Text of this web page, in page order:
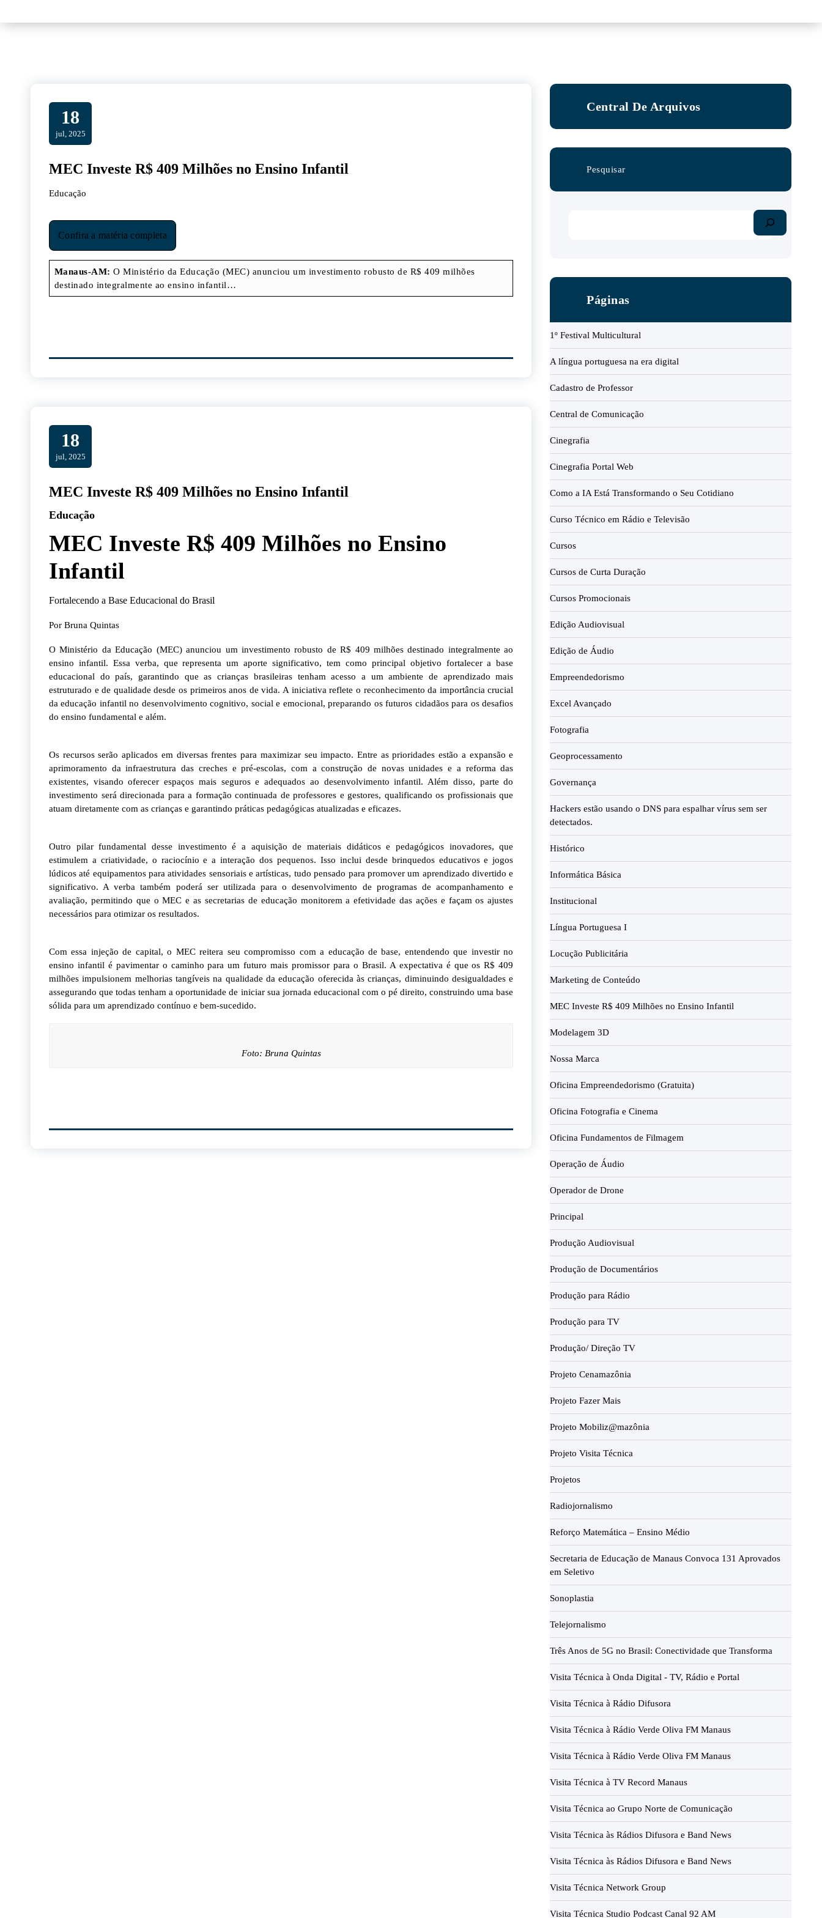
18
jul, 2025
MEC Investe R$ 409 Milhões no Ensino Infantil
Educação
Confira a matéria completa
Manaus-AM: O Ministério da Educação (MEC) anunciou um investimento robusto de R$ 409 milhões
destinado integralmente ao ensino infantil…
18
jul, 2025
MEC Investe R$ 409 Milhões no Ensino Infantil
Educação
MEC Investe R$ 409 Milhões no Ensino
Infantil
Fortalecendo a Base Educacional do Brasil
Por Bruna Quintas
O Ministério da Educação (MEC) anunciou um investimento robusto de R$ 409 milhões destinado integralmente ao
ensino infantil. Essa verba, que representa um aporte significativo, tem como principal objetivo fortalecer a base
educacional do país, garantindo que as crianças brasileiras tenham acesso a um ambiente de aprendizado mais
estruturado e de qualidade desde os primeiros anos de vida. A iniciativa reflete o reconhecimento da importância crucial
da educação infantil no desenvolvimento cognitivo, social e emocional, preparando os futuros cidadãos para os desafios
do ensino fundamental e além.
Os recursos serão aplicados em diversas frentes para maximizar seu impacto. Entre as prioridades estão a expansão e
aprimoramento da infraestrutura das creches e pré-escolas, com a construção de novas unidades e a reforma das
existentes, visando oferecer espaços mais seguros e adequados ao desenvolvimento infantil. Além disso, parte do
investimento será direcionada para a formação continuada de professores e gestores, qualificando os profissionais que
atuam diretamente com as crianças e garantindo práticas pedagógicas atualizadas e eficazes.
Outro pilar fundamental desse investimento é a aquisição de materiais didáticos e pedagógicos inovadores, que
estimulem a criatividade, o raciocínio e a interação dos pequenos. Isso inclui desde brinquedos educativos e jogos
lúdicos até equipamentos para atividades sensoriais e artísticas, tudo pensado para promover um aprendizado divertido e
significativo. A verba também poderá ser utilizada para o desenvolvimento de programas de acompanhamento e
avaliação, permitindo que o MEC e as secretarias de educação monitorem a efetividade das ações e façam os ajustes
necessários para otimizar os resultados.
Com essa injeção de capital, o MEC reitera seu compromisso com a educação de base, entendendo que investir no
ensino infantil é pavimentar o caminho para um futuro mais promissor para o Brasil. A expectativa é que os R$ 409
milhões impulsionem melhorias tangíveis na qualidade da educação oferecida às crianças, diminuindo desigualdades e
assegurando que todas tenham a oportunidade de iniciar sua jornada educacional com o pé direito, construindo uma base
sólida para um aprendizado contínuo e bem-sucedido.
Foto: Bruna Quintas
Central De Arquivos
Pesquisar
Páginas
1º Festival Multicultural
A língua portuguesa na era digital
Cadastro de Professor
Central de Comunicação
Cinegrafia
Cinegrafia Portal Web
Como a IA Está Transformando o Seu Cotidiano
Curso Técnico em Rádio e Televisão
Cursos
Cursos de Curta Duração
Cursos Promocionais
Edição Audiovisual
Edição de Áudio
Empreendedorismo
Excel Avançado
Fotografia
Geoprocessamento
Governança
Hackers estão usando o DNS para espalhar vírus sem ser
detectados.
Histórico
Informática Básica
Institucional
Língua Portuguesa I
Locução Publicitária
Marketing de Conteúdo
MEC Investe R$ 409 Milhões no Ensino Infantil
Modelagem 3D
Nossa Marca
Oficina Empreendedorismo (Gratuita)
Oficina Fotografia e Cinema
Oficina Fundamentos de Filmagem
Operação de Áudio
Operador de Drone
Principal
Produção Audiovisual
Produção de Documentários
Produção para Rádio
Produção para TV
Produção/ Direção TV
Projeto Cenamazônia
Projeto Fazer Mais
Projeto Mobiliz@mazônia
Projeto Visita Técnica
Projetos
Radiojornalismo
Reforço Matemática – Ensino Médio
Secretaria de Educação de Manaus Convoca 131 Aprovados
em Seletivo
Sonoplastia
Telejornalismo
Três Anos de 5G no Brasil: Conectividade que Transforma
Visita Técnica à Onda Digital - TV, Rádio e Portal
Visita Técnica à Rádio Difusora
Visita Técnica à Rádio Verde Oliva FM Manaus
Visita Técnica à Rádio Verde Oliva FM Manaus
Visita Técnica à TV Record Manaus
Visita Técnica ao Grupo Norte de Comunicação
Visita Técnica às Rádios Difusora e Band News
Visita Técnica às Rádios Difusora e Band News
Visita Técnica Network Group
Visita Técnica Studio Podcast Canal 92 AM